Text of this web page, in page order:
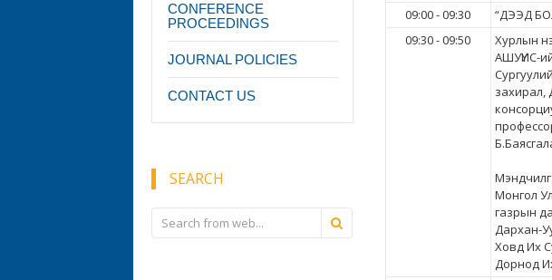
CONFERENCE
PROCEEDINGS
JOURNAL POLICIES
CONTACT US
SEARCH
09:00 - 09:30
“ДЭЭД
09:30 - 09:50
Хурлын
АШУҮИС-
захирал,
Монгол
газрын
Дархан-
Ховд Их
Дорнод